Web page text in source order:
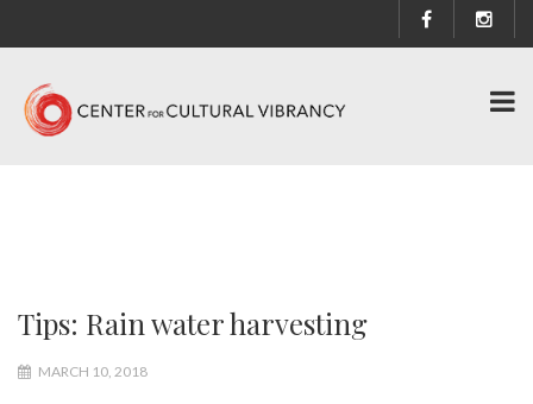
Tips: Rain water harvesting
MARCH 10, 2018